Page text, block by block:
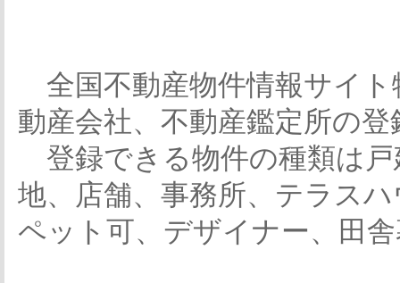
全国不動産物件情報サイト
動産会社、不動産鑑定所の
登録できる物件の種類は
地、店舗、事務所、テラス
ペット可、デザイナー、田